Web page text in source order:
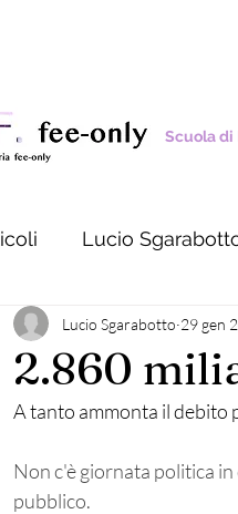
Scuola di
Lucio
2.860
Lucio Sgarabotto 29 gen
A tanto ammonta il debito
Non c'è giornata politica
pubblico.